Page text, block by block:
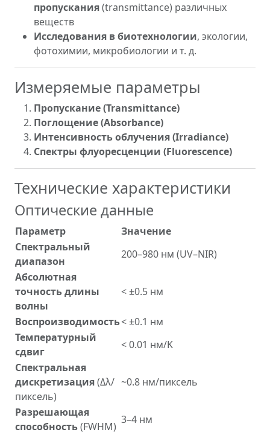
пропускания(transmittance) различных
веществ
Исследования в биотехнологии, экологии,
фотохимии, микробиологии и т. д.
Измеряемые параметры
Пропускание (Transmittance)
Поглощение (Absorbance)
Интенсивность облучения (Irradiance)
Спектры флуоресценции (Fluorescence)
Технические характеристики
Оптические данные
Параметр
Значение
Спектральный
диапазон
200–980 нм (UV–NIR)
Абсолютная
точность длины
волны
< ±0.5 нм
Воспроизводимость< ±0.1 нм
Температурный
сдвиг
< 0.01 нм/K
Спектральная
дискретизация(Δλ/
пиксель)
~0.8 нм/пиксель
Разрешающая
способность(FWHM)
3–4 нм